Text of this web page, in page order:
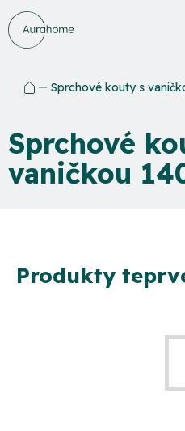
Přejít
na
obsah
Sprchové kouty s
Sprchové
vaničkou
Produkty